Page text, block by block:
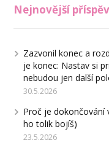
Nejnovější
Zazvonil konec a
je konec: Nastav si
nebudou jen další
30.5.2026
Proč je dokončování
ho tolik bojíš)
23.5.2026